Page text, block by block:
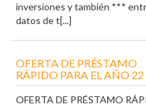
inversiones y también ***
datos de t[...]
OFERTA DE PRÉSTAMO
RÁPIDO PARA EL AÑO 22
OFERTA DE PRÉSTAMO